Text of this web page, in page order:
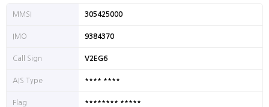
MMSI 305425000
IMO 9384370
Call Sign V2EG6
AIS Type **** ****
Flag ******** *****